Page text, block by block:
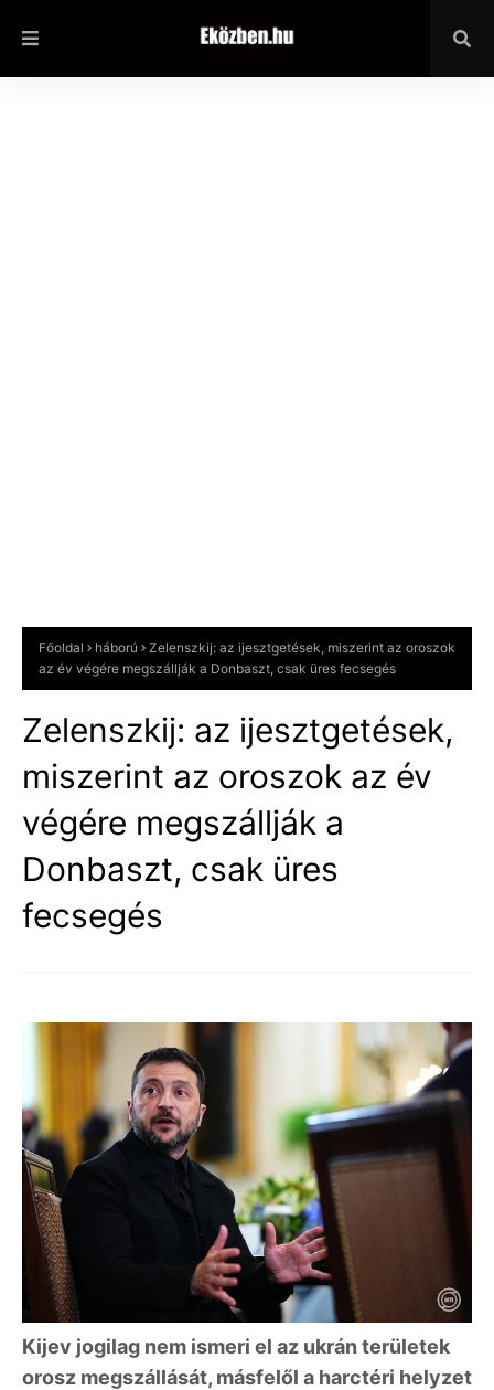
Főoldal háború
Zelenszkij: az ijesztgetések, miszerint az oroszok
az év végére megszállják a Donbaszt, csak üres fecsegés
Zelenszkij: az ijesztgetések,
miszerint az oroszok az év
végére megszállják a
Donbaszt, csak üres
fecsegés
Kijev jogilag nem ismeri el az ukrán területek
orosz megszállását, másfelől a harctéri helyzet